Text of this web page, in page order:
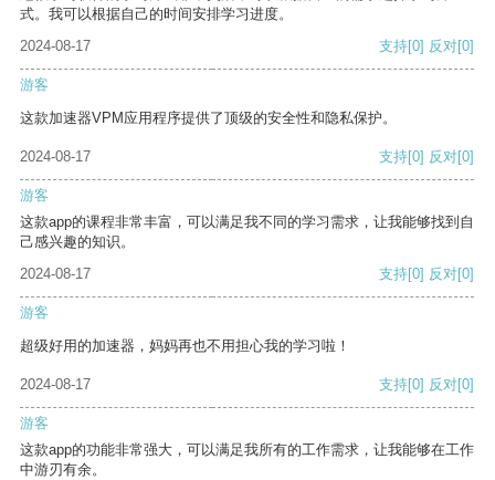
式。我可以根据自己的时间安排学习进度。
2024-08-17
支持[0] 反对[0]
游客
这款加速器VPM应用程序提供了顶级的安全性和隐私保护。
2024-08-17 支持[0] 反对[0]
游客
这款app的课程非常丰富，可以满足我不同的学习需求，让我能够找到自
己感兴趣的知识。
2024-08-17
支持[0] 反对[0]
游客
超级好用的加速器，妈妈再也不用担心我的学习啦！
2024-08-17 支持[0] 反对[0]
游客
这款app的功能非常强大，可以满足我所有的工作需求，让我能够在工作
中游刃有余。